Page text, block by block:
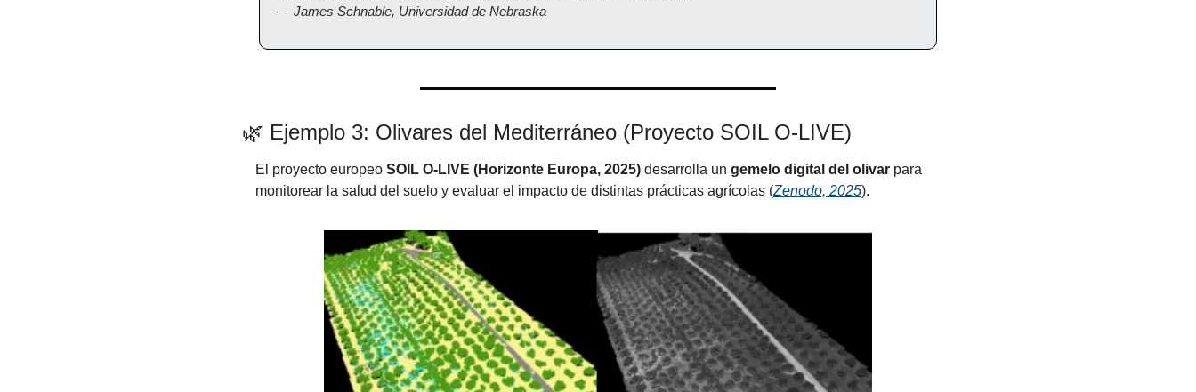
— James Schnable, Universidad de Nebraska
🌿 Ejemplo 3: Olivares del Mediterráneo (Proyecto SOIL O-LIVE)
El proyecto europeo SOIL O-LIVE (Horizonte Europa, 2025) desarrolla un gemelo digital del olivar para
monitorear la salud del suelo y evaluar el impacto de distintas prácticas agrícolas (Zenodo, 2025).